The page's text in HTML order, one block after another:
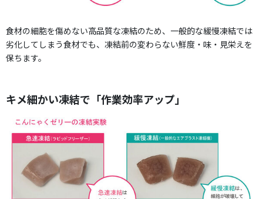
食材の細胞を傷めない高品質な凍結のため、一般的な緩慢凍結では
劣化してしまう食材でも、凍結前の変わらない鮮度・味・見栄えを
保ちます。
キメ細かい凍結で「作業効率アップ」